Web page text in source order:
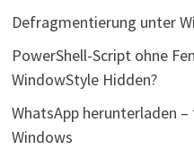
Defragmentierung unter
PowerShell-Script ohne
WindowStyle Hidden?
WhatsApp herunterladen
Windows